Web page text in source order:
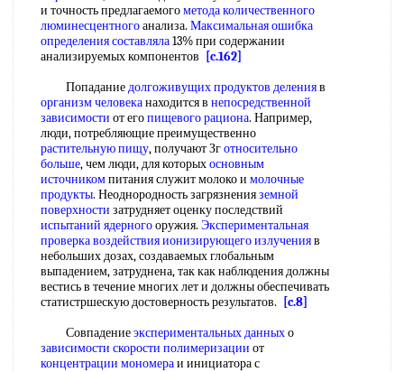
и точность предлагаемогометода количественного
люминесцентногоанализа. Максимальная ошибка
определения составляла13% при содержании
анализируемых компонентов
[c.162]
Попаданиедолгоживущих продуктов деленияв
организм человеканаходится в непосредственной
зависимости от егопищевого рациона. Например,
люди, потребляющие преимущественно
растительную пищу, получают Зготносительно
больше, чем люди, для которыхосновным
источникомпитания служит молоко и молочные
продукты. Неоднородность загрязненияземной
поверхности затрудняет оценку последствий
испытаний ядерногооружия. Экспериментальная
проверкавоздействия ионизирующего излученияв
небольших дозах, создаваемых глобальным
выпадением, затруднена, так как наблюдения должны
вестись в течение многих лет и должны обеспечивать
статистршескую достоверность результатов.
[c.8]
Совпадениеэкспериментальных данныхо
зависимости скорости полимеризации от
концентрации мономераи инициатора с